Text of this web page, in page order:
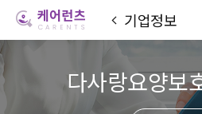
기업정보
다사랑요양보